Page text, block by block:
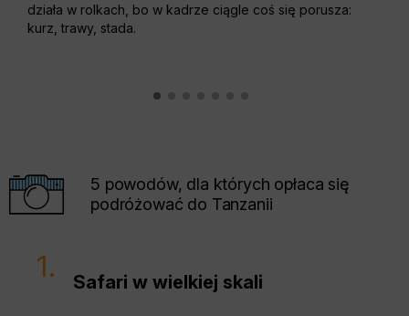
działa w rolkach, bo w kadrze ciągle coś się porusza:
kurz, trawy, stada.
5 powodów, dla których opłaca się
podróżować do Tanzanii
1. Safari w wielkiej skali